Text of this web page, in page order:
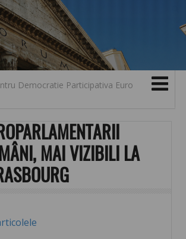
Contact
Democratie Participativa Euro
MAI VIZIBILI LA